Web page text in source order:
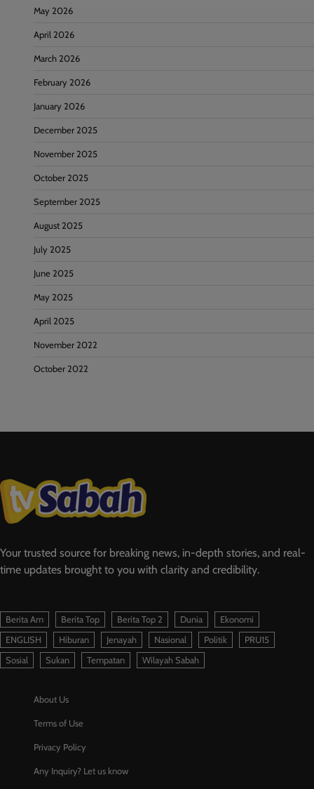
May 2026
April 2026
March 2026
February 2026
January 2026
December 2025
November 2025
October 2025
September 2025
August 2025
July 2025
June 2025
May 2025
April 2025
November 2022
October 2022
Your trusted source for breaking news, in-depth stories, and real-
time updates brought to you with clarity and credibility.
Berita Am Berita Top Berita Top 2 Dunia
Ekonomi
ENGLISH
Hiburan Jenayah Nasional Politik
PRU15
Sosial
Sukan Tempatan Wilayah Sabah
About Us
Terms of Use
Privacy Policy
Any Inquiry? Let us know